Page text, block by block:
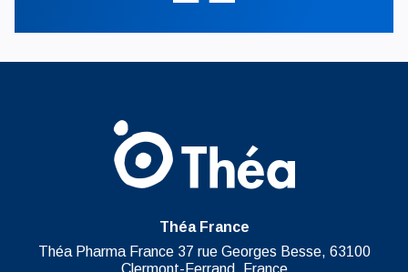
Théa France
Théa Pharma France 37 rue Georges Besse, 63100
Clermont-Ferrand, France